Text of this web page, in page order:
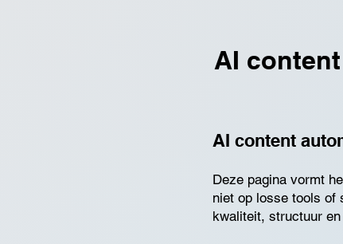
AI
AI content
Deze pagina vormt
niet op losse tools of
kwaliteit, structuur